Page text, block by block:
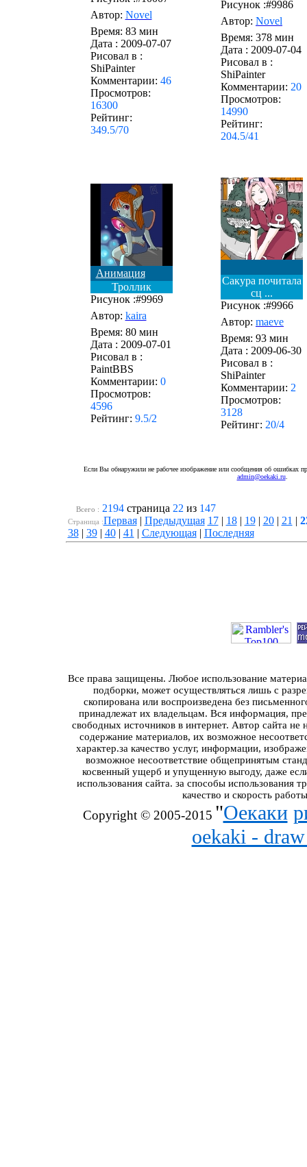
Автор: Novel
Время: 83 мин
Дата : 2009-07-07
Рисовал в :
ShiPainter
Комментарии: 46
Просмотров:
16300
Рейтинг:
349.5/70
Рисунок :#9986
Автор: Novel
Время: 378 мин
Дата : 2009-07-04
Рисовал в :
ShiPainter
Комментарии: 20
Просмотров:
14990
Рейтинг:
204.5/41
Анимация
Троллик
Рисунок :#9969
Автор: kaira
Время: 80 мин
Дата : 2009-07-01
Рисовал в :
PaintBBS
Комментарии: 0
Просмотров:
4596
Рейтинг: 9.5/2
Сакура почитала
сц ...
Рисунок :#9966
Автор: maeve
Время: 93 мин
Дата : 2009-06-30
Рисовал в :
ShiPainter
Комментарии: 2
Просмотров:
3128
Рейтинг: 20/4
Если Вы обнаружили не рабочее изображение или сообщения об ошибках
admin@oekaki.ru.
Всего : 2194страница 22 из 147
Cтраница :Первая| Предыдущая 17| 18| 19| 20| 21 |
38| 39| 40| 41 | Следующая| Последняя
Все права защищены. Любое использование
подборки, может осуществляться лишь с
скопирована или воспроизведена без
принадлежат их владельцам. Вся информация,
свободных источников в интернет. Автор сайта не
содержание материалов, их возможное
характер.за качество услуг, информации,
возможное несоответствие общепринятым
косвенный ущерб и упущенную выгоду, даже
использования сайта. за способы использования
качество и скорость
Copyright © 2005-2015 "Оекаки
oekaki -